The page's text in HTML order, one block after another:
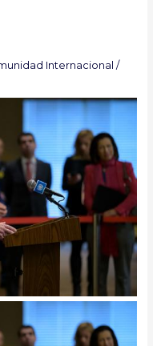
Internacional /